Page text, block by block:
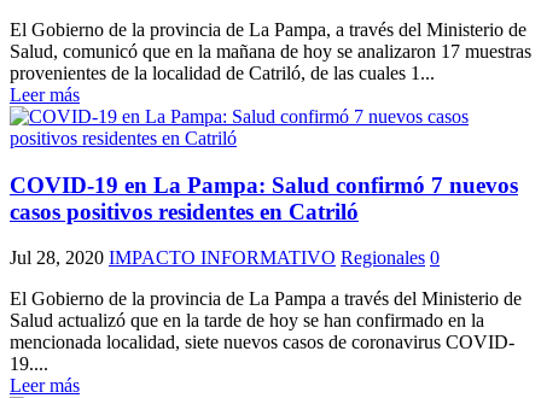
El Gobierno de la provincia de La Pampa, a través del Ministerio de
Salud, comunicó que en la mañana de hoy se analizaron 17 muestras
provenientes de la localidad de Catriló, de las cuales 1...
Leer más
COVID-19 en La Pampa: Salud confirmó 7 nuevos
casos positivos residentes en Catriló
Jul 28, 2020 IMPACTO INFORMATIVO Regionales 0
El Gobierno de la provincia de La Pampa a través del Ministerio de
Salud actualizó que en la tarde de hoy se han confirmado en la
mencionada localidad, siete nuevos casos de coronavirus COVID-
19....
Leer más